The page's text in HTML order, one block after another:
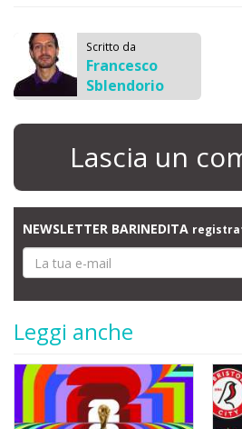
Scritto da
Francesco
Sblendorio
Lascia un
NEWSLETTER BARINEDITA
Leggi anche